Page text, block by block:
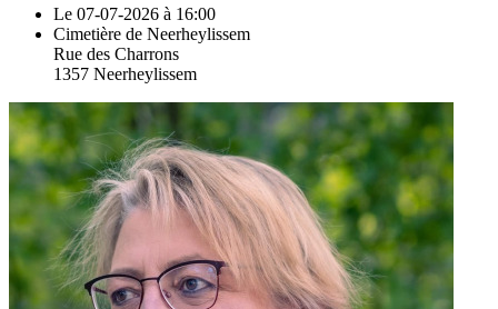
Le 07-07-2026 à 16:00
Cimetière de Neerheylissem
Rue des Charrons
1357 Neerheylissem